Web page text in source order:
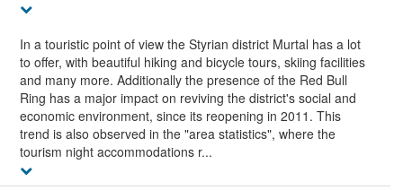
In a touristic point of view the Styrian district Murtal has a lot
to offer, with beautiful hiking and bicycle tours, skiing facilities
and many more. Additionally the presence of the Red Bull
Ring has a major impact on reviving the district's social and
economic environment, since its reopening in 2011. This
trend is also observed in the "area statistics", where the
tourism night accommodations r...